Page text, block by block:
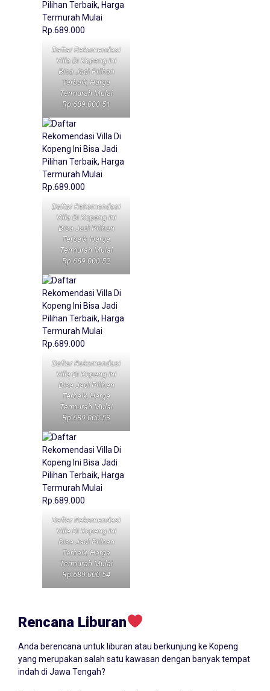
Daftar Rekomendasi
Villa Di Kopeng Ini
Bisa Jadi Pilihan
Terbaik, Harga
Termurah Mulai
Rp.689.000 51
Daftar Rekomendasi
Villa Di Kopeng Ini
Bisa Jadi Pilihan
Terbaik, Harga
Termurah Mulai
Rp.689.000 52
Daftar Rekomendasi
Villa Di Kopeng Ini
Bisa Jadi Pilihan
Terbaik, Harga
Termurah Mulai
Rp.689.000 53
Daftar Rekomendasi
Villa Di Kopeng Ini
Bisa Jadi Pilihan
Terbaik, Harga
Termurah Mulai
Rp.689.000 54
Rencana Liburan
Anda berencana untuk liburan atau berkunjung ke Kopeng
yang merupakan salah satu kawasan dengan banyak tempat
indah di Jawa Tengah?